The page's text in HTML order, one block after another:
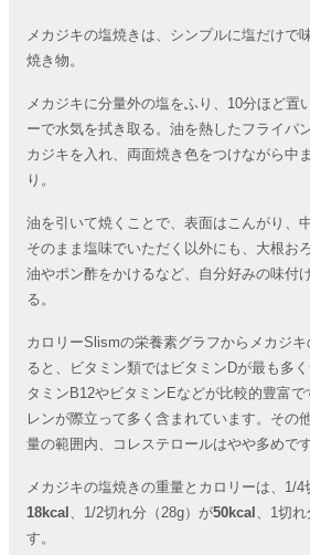
メカジキの塩焼きは、シンプルに塩だけで
焼き物。
メカジキに分量外の塩をふり、10分ほど置
ーで水気を拭き取る。油を熱したフライパ
カジキを入れ、両面焼き色をつけながら中
り。
油を引いて焼くことで、表面はこんがり、
そのまま塩味でいただく以外にも、大根お
油やポン酢をかけるなど、自分好みの味付
る。
カロリーSlismの栄養素グラフからメカジ
ると、ビタミン類ではビタミンDが最も多
タミンB12やビタミンEなどが比較的豊富
レンが際立って多く含まれています。その
量の範囲内、コレステロールはやや多めです
メカジキの塩焼きの重量とカロリーは、1/4
18kcal 、1/2切れ分（28g）が50kcal 、1切
す。